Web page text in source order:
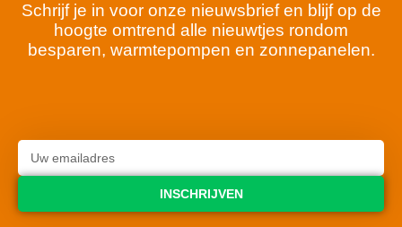
Schrijf je in voor onze nieuwsbrief en blijf op de
hoogte omtrend alle nieuwtjes rondom
besparen, warmtepompen en zonnepanelen.
INSCHRIJVEN